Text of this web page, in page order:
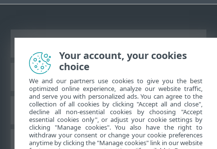
ESET-i teabebaas
ESET-i foorum
Piirkondlik tugi
Your account, your cookies
choice
We and our partners use cookies to give you the best
optimized online experience, analyze our website traffic,
and serve you with personalized ads. You can agree to the
collection of all cookies by clicking "Accept all and close",
decline all non-essential cookies by choosing "Accept
essential cookies only", or adjust your cookie settings by
clicking "Manage cookies". You also have the right to
withdraw your consent or change your cookie preferences
anytime by clicking the "Manage cookies" link in our website